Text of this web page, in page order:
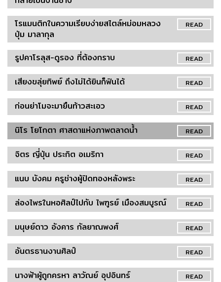
READ
โรแมนติกในความเรียบง่ายสไตล์หม่อมหลวง
ปุ่ม มาลากุล
READ
รูปคาโรลุส-ดูรอง ที่ต้องกราบ
READ
เสียงขลุ่ยทิพย์ ถึงไม่ได้ยินก็ฟินได้
READ
ก่อนย่าโมจะมายืนท้าวสะเอว
READ
นิโร โยโกตา ศาสดาแห่งภาพตลาดน้ำ
READ
จิตร ญี่ปุ่น ประกิต อเมริกา
READ
แนบ บังคม ครูช่างผู้ปิดทองหลังพระ
READ
ล่องไพรในหอศิลป์ไปกับ ไพฑูรย์ เมืองสมบูรณ์
READ
มนุษย์ดาว อังคาร กัลยาณพงศ์
READ
อันตรธานงานศิลป์
READ
นางฟ้าผู้ถูกครหา ลาวัณย์ อุปอินทร์